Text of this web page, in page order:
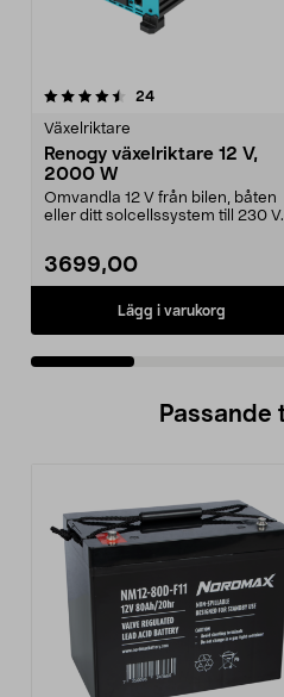
24recensioner
Växelriktare
Renogy växelriktare 12 V,
2000 W
Omvandla 12 V från bilen, båten
eller ditt solcellssystem till 230 V.
3699,00
Lägg i varukorg
4.5 av 5 stjärnor
Passande